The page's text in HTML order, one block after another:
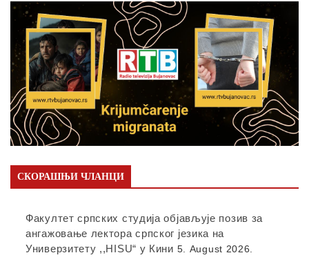
СКОРАШЊИ ЧЛАНЦИ
Факултет српских студија објављује позив за
ангажовање лектора српског језика на
Универзитету ,,HISU“ у Кини 5. August 2026.